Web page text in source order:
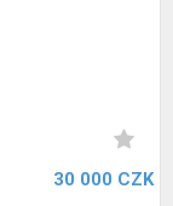
30 000 CZK